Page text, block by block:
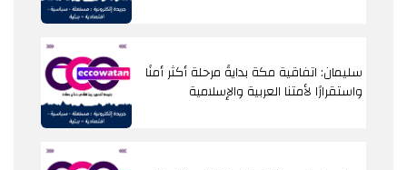
سليمان: اتفاقية مكة بدايةً مرحلة أكثر أمنًا
واستقرارًا لأمتنا العربية والإسلامية